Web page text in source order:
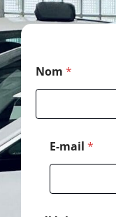
o
d
*
Nom *
E-mail *